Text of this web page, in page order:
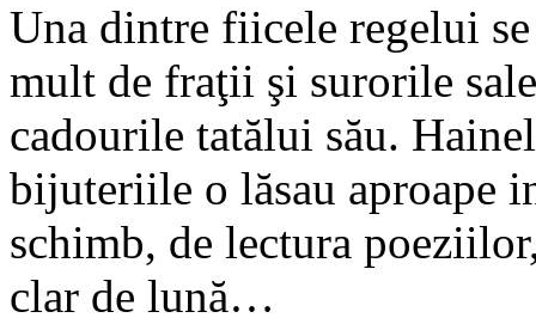
Una dintre fiicele regelui
mult de fraţii şi surorile
cadourile tatălui său.
bijuteriile o lăsau aproape
schimb, de lectura
clar de lună…